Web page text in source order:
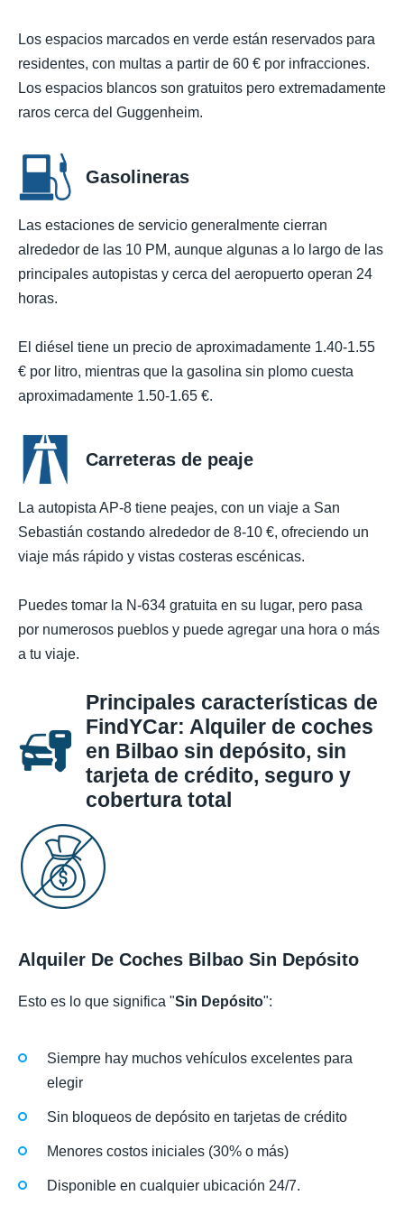
Los espacios marcados en verde están reservados para
residentes, con multas a partir de 60 € por infracciones.
Los espacios blancos son gratuitos pero extremadamente
raros cerca del Guggenheim.
Gasolineras
Las estaciones de servicio generalmente cierran
alrededor de las 10 PM, aunque algunas a lo largo de las
principales autopistas y cerca del aeropuerto operan 24
horas.
El diésel tiene un precio de aproximadamente 1.40-1.55
€ por litro, mientras que la gasolina sin plomo cuesta
aproximadamente 1.50-1.65 €.
Carreteras de peaje
La autopista AP-8 tiene peajes, con un viaje a San
Sebastián costando alrededor de 8-10 €, ofreciendo un
viaje más rápido y vistas costeras escénicas.
Puedes tomar la N-634 gratuita en su lugar, pero pasa
por numerosos pueblos y puede agregar una hora o más
a tu viaje.
Principales características de
FindYCar: Alquiler de coches
en Bilbao sin depósito, sin
tarjeta de crédito, seguro y
cobertura total
Alquiler De Coches Bilbao Sin Depósito
Esto es lo que significa "Sin Depósito":
Siempre hay muchos vehículos excelentes para
elegir
Sin bloqueos de depósito en tarjetas de crédito
Menores costos iniciales (30% o más)
Disponible en cualquier ubicación 24/7.